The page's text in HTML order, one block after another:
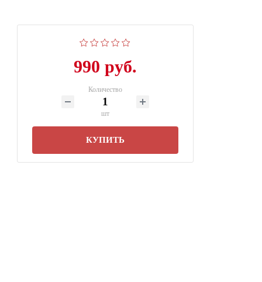
990 руб.
Количество
шт
КУПИТЬ